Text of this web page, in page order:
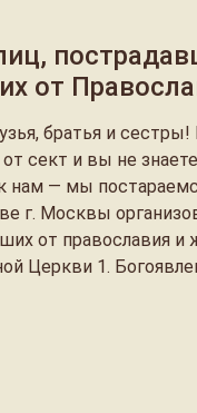
от
братья и
сект и вы не
нам — мы
г. Москвы
от православия
Церкви 1.